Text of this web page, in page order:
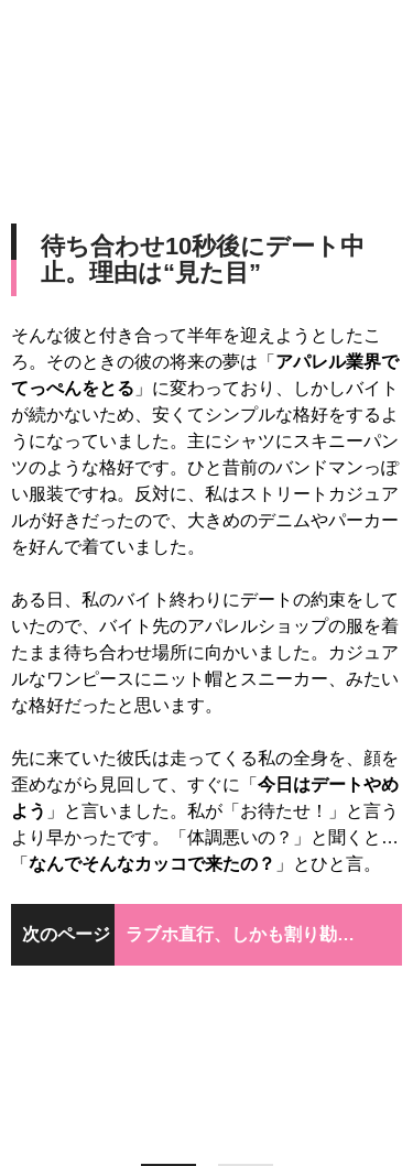
待ち合わせ10秒後にデート中
止。理由は“見た目”
そんな彼と付き合って半年を迎えようとしたこ
ろ。そのときの彼の将来の夢は「 アパレル業界で
てっぺんをとる 」に変わっており、しかしバイト
が続かないため、安くてシンプルな格好をするよ
うになっていました。主にシャツにスキニーパン
ツのような格好です。ひと昔前のバンドマンっぽ
い服装ですね。反対に、私はストリートカジュア
ルが好きだったので、大きめのデニムやパーカー
を好んで着ていました。
ある日、私のバイト終わりにデートの約束をして
いたので、バイト先のアパレルショップの服を着
たまま待ち合わせ場所に向かいました。カジュア
ルなワンピースにニット帽とスニーカー、みたい
な格好だったと思います。
先に来ていた彼氏は走ってくる私の全身を、顔を
歪めながら見回して、すぐに「 今日はデートやめ
よう 」と言いました。私が「お待たせ！」と言う
より早かったです。「体調悪いの？」と聞くと…
「 なんでそんなカッコで来たの？ 」とひと言。
次のページ ラブホ直行、しかも割り勘…